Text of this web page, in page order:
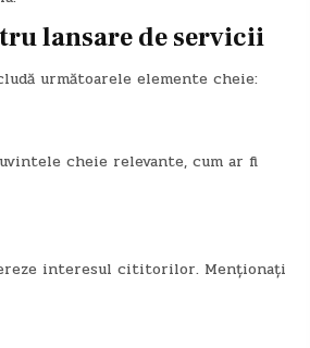
lansare de servicii
următoarele elemente cheie:
cheie relevante, cum ar fi
interesul cititorilor. Menționați